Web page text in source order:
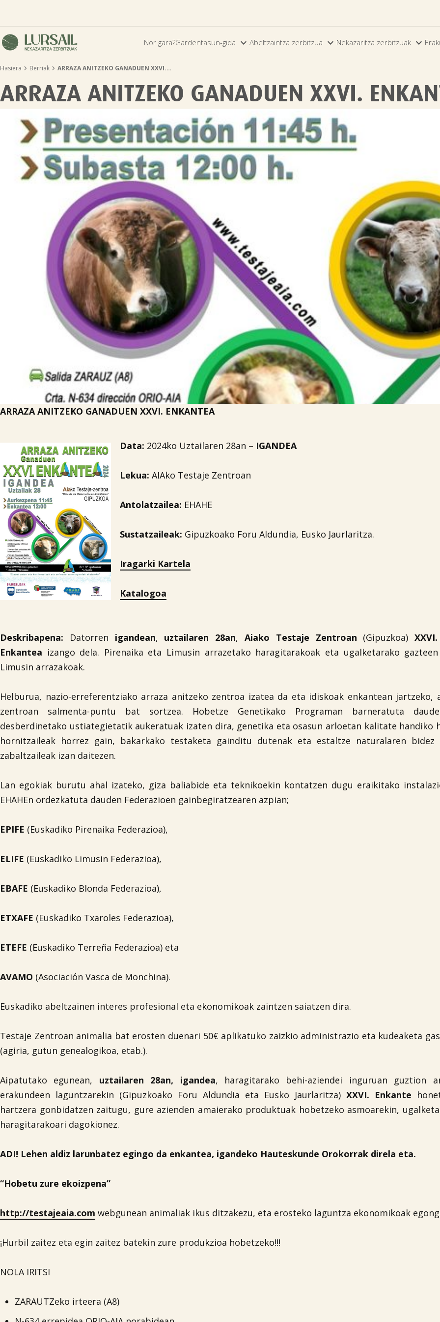
Nor gara?Gardentasun-gida  Abeltzaintza zerbitzua  Nekazaritza zerbitzuak 
Hasiera  Berriak  ARRAZA ANITZEKO GANADUEN XXVI.…
ARRAZA ANITZEKO GANADUEN XXVI.
ARRAZA ANITZEKO GANADUEN XXVI. ENKANTEA
Data: 2024ko Uztailaren 28an – IGANDEA
Lekua: AIAko Testaje Zentroan
Antolatzailea: EHAHE
Sustatzaileak: Gipuzkoako Foru Aldundia, Eusko Jaurlaritza.
Iragarki Kartela
Katalogoa
Deskribapena: Datorren igandean, uztailaren 28an,Aiako Testaje Zentroan (Gipuzkoa)
Enkantea izango dela. Pirenaika eta Limusin arrazetako haragitarakoak eta ugalketarako gazteen
Limusin arrazakoak.
Helburua, nazio-erreferentziako arraza anitzeko zentroa izatea da eta idiskoak enkantean jartzeko,
zentroan salmenta-puntu bat sortzea. Hobetze Genetikako Programan barneratuta
desberdinetako ustiategietatik aukeratuak izaten dira, genetika eta osasun arloetan kalitate handiko
hornitzaileak horrez gain, bakarkako testaketa gainditu dutenak eta estaltze naturalaren bidez
zabaltzaileak izan daitezen.
Lan egokiak burutu ahal izateko, giza baliabide eta teknikoekin kontatzen dugu eraikitako
EHAHEn ordezkatuta dauden Federazioen gainbegiratzearen azpian;
EPIFE (Euskadiko Pirenaika Federazioa),
ELIFE (Euskadiko Limusin Federazioa),
EBAFE (Euskadiko Blonda Federazioa),
ETXAFE (Euskadiko Txaroles Federazioa),
ETEFE (Euskadiko Terreña Federazioa) eta
AVAMO (Asociación Vasca de Monchina).
Euskadiko abeltzainen interes profesional eta ekonomikoak zaintzen saiatzen dira.
Testaje Zentroan animalia bat erosten duenari 50€ aplikatuko zaizkio administrazio eta kudeaketa
(agiria, gutun genealogikoa, etab.).
Aipatutako egunean, uztailaren 28an, igandea, haragitarako behi-aziendei inguruan guztion
erakundeen laguntzarekin (Gipuzkoako Foru Aldundia eta Eusko Jaurlaritza) XXVI. Enkante
hartzera gonbidatzen zaitugu, gure azienden amaierako produktuak hobetzeko asmoarekin,
haragitarakoari dagokionez.
ADI! Lehen aldiz larunbatez egingo da enkantea, igandeko Hauteskunde Orokorrak direla eta.
“Hobetu zure ekoizpena”
http://testajeaia.com webgunean animaliak ikus ditzakezu, eta erosteko laguntza ekonomikoak
¡Hurbil zaitez eta egin zaitez batekin zure produkzioa hobetzeko!!!
NOLA IRITSI
ZARAUTZeko irteera (A8)